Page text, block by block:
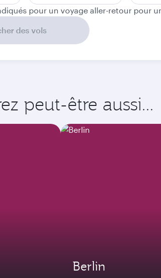
pour un voyage aller-retour pour
des vols
peut-être aussi...
Berlin